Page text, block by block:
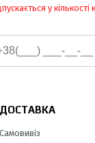
у
ДОСТАВКА
Самовивіз